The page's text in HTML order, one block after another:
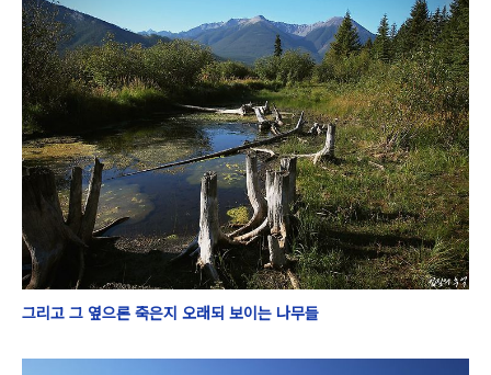
그리고 그 옆으론 죽은지 오래되 보이는 나무들